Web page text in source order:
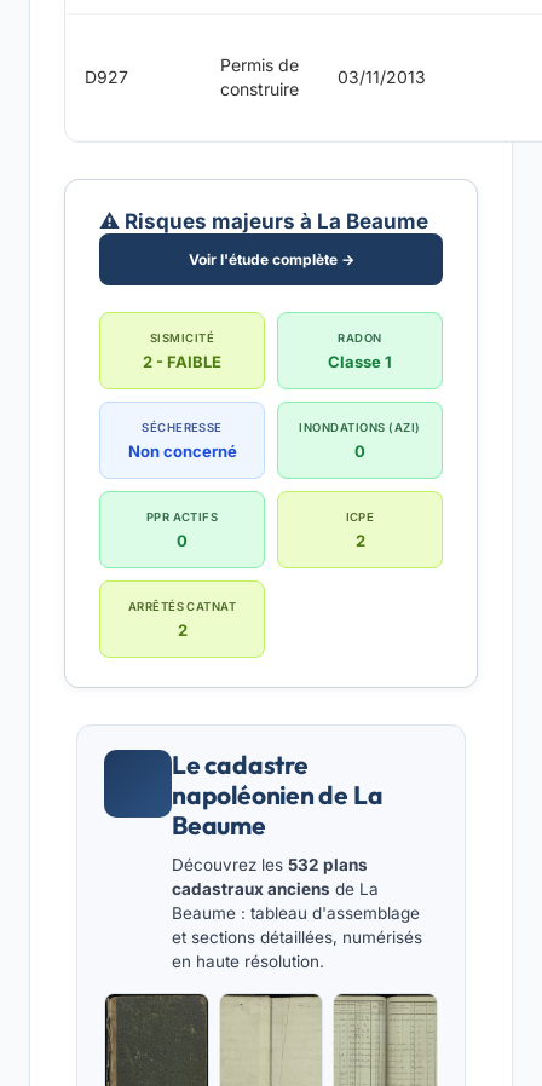
D927
Permis de
construire
03/11/2013
⚠️ Risques majeurs à La Beaume
Voir l'étude complète →
SISMICITÉ
2 - FAIBLE
RADON
Classe 1
SÉCHERESSE
Non concerné
INONDATIONS (AZI)
0
PPR ACTIFS
0
ICPE
2
ARRÊTÉS CATNAT
2
Le cadastre
napoléonien de La
Beaume
Découvrez les 532 plans
cadastraux anciens de La
Beaume : tableau d'assemblage
et sections détaillées, numérisés
en haute résolution.